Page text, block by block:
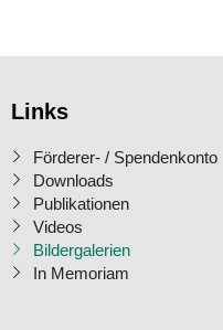
Links
Förderer- / Spendenkonto
Downloads
Publikationen
Videos
Bildergalerien
In Memoriam